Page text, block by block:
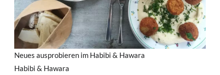
Neues ausprobieren im Habibi & Hawara
Habibi & Hawara